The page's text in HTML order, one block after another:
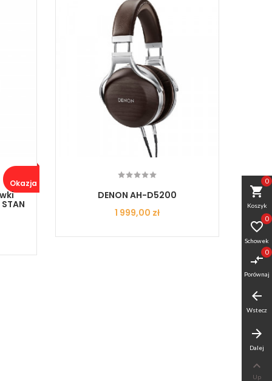
Okazja ..
DENON AH-D5200
Cena
1 999,00 zł
AKG
shopping_cart
Koszyk
0

Schowek
0
compare_arrows
Porównaj
0
arrow_back
Wstecz
arrow_forward
Dalej

Up